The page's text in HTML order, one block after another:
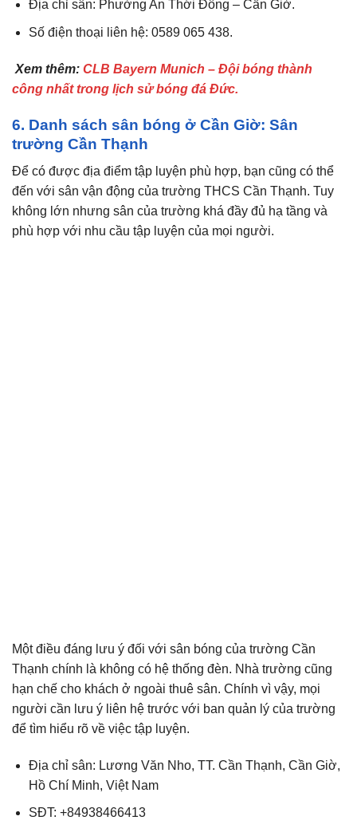
Địa chỉ sân: Phường An Thới Đông – Cần Giờ.
Số điện thoại liên hệ: 0589 065 438.
Xem thêm: CLB Bayern Munich – Đội bóng thành
công nhất trong lịch sử bóng đá Đức.
6. Danh sách sân bóng ở Cần Giờ: Sân
trường Cần Thạnh
Để có được địa điểm tập luyện phù hợp, bạn cũng có thể
đến với sân vận động của trường THCS Cần Thạnh. Tuy
không lớn nhưng sân của trường khá đầy đủ hạ tầng và
phù hợp với nhu cầu tập luyện của mọi người.
Một điều đáng lưu ý đối với sân bóng của trường Cần
Thạnh chính là không có hệ thống đèn. Nhà trường cũng
hạn chế cho khách ở ngoài thuê sân. Chính vì vậy, mọi
người cần lưu ý liên hệ trước với ban quản lý của trường
để tìm hiểu rõ về việc tập luyện.
Địa chỉ sân: Lương Văn Nho, TT. Cần Thạnh, Cần Giờ,
Hồ Chí Minh, Việt Nam
SĐT: +84938466413